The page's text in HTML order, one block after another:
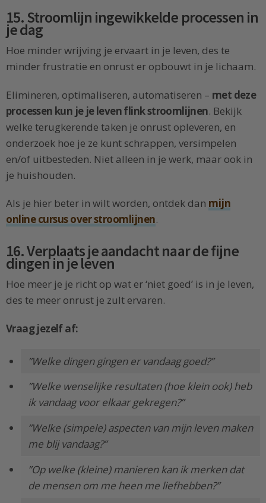
15. Stroomlijn ingewikkelde processen in
je dag
Hoe minder wrijving je ervaart in je leven, des te
minder frustratie en onrust er opbouwt in je lichaam.
Elimineren, optimaliseren, automatiseren – met deze
processen kun je je leven flink stroomlijnen. Bekijk
welke terugkerende taken je onrust opleveren, en
onderzoek hoe je ze kunt schrappen, versimpelen
en/of uitbesteden. Niet alleen in je werk, maar ook in
je huishouden.
Als je hier beter in wilt worden, ontdek dan mijn
online cursus over stroomlijnen.
16. Verplaats je aandacht naar de fijne
dingen in je leven
Hoe meer je je richt op wat er ‘niet goed’ is in je leven,
des te meer onrust je zult ervaren.
Vraag jezelf af:
”Welke dingen gingen er vandaag goed?”
”Welke wenselijke resultaten (hoe klein ook) heb
ik vandaag voor elkaar gekregen?”
”Welke (simpele) aspecten van mijn leven maken
me blij vandaag?”
”Op welke (kleine) manieren kan ik merken dat
de mensen om me heen me liefhebben?”